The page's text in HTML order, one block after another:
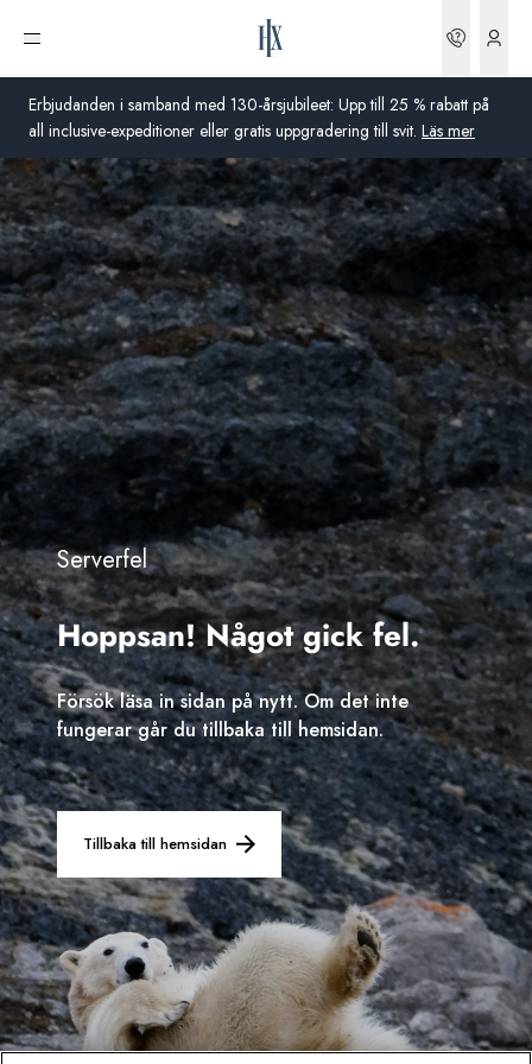
Erbjudanden i samband med 130-årsjubileet: Upp till 25 % rabatt på
all inclusive-expeditioner eller gratis uppgradering till svit. Läs mer
Öppna meny
Sverige
Australien
Storbritannien
USA
Tyskland
Schweiz
Sverige
Danmark
Norge
Global
Serverfel
Hoppsan! Något gick fel.
Försök läsa in sidan på nytt. Om det inte
fungerar går du tillbaka till hemsidan.
Tillbaka till hemsidan